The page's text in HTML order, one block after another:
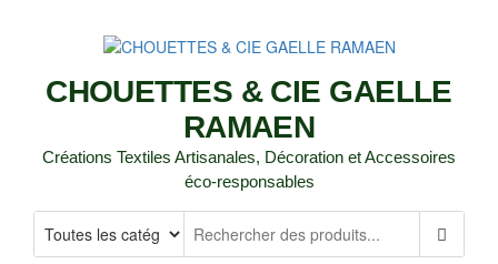
CHOUETTES & CIE GAELLE
RAMAEN
Créations Textiles Artisanales, Décoration et Accessoires
éco-responsables